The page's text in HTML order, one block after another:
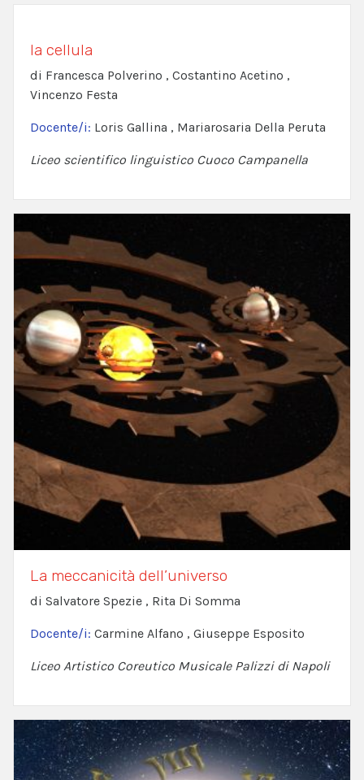
la cellula
di Francesca Polverino , Costantino Acetino ,
Vincenzo Festa
Docente/i: Loris Gallina , Mariarosaria Della Peruta
Liceo scientifico linguistico Cuoco Campanella
La meccanicità dell’universo
di Salvatore Spezie , Rita Di Somma
Docente/i: Carmine Alfano , Giuseppe Esposito
Liceo Artistico Coreutico Musicale Palizzi di Napoli